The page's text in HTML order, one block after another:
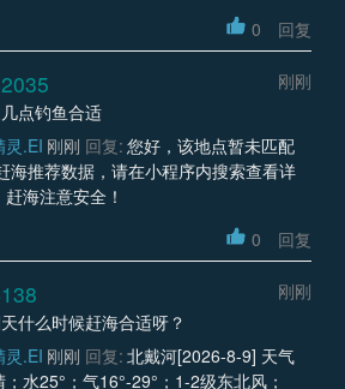
0 回复
刚刚
点钓鱼合适
灵.EI 刚刚 回复: 您好，该地点暂未匹配
海推荐数据，请在小程序内搜索查看详
海注意安全！
0 回复
刚刚
什么时候赶海合适呀？
灵.EI 刚刚 回复: 北戴河[2026-8-9] 天气
水25°；气16°-29°；1-2级东北风；